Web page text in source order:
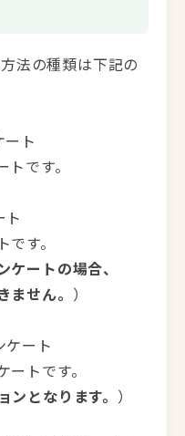
法の種類は下記の
ート
です。
ト
す。
ートの場合、
ません。 ）
ケート
ートです。
となります。 ）